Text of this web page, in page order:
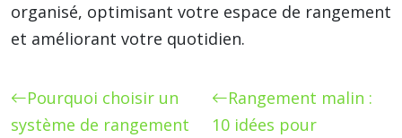
organisé, optimisant votre espace de rangement
et améliorant votre quotidien.
Pourquoi choisir un
système de rangement
Rangement malin :
10 idées pour